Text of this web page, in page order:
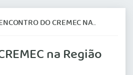
DO CREMEC NA REGIÃO NORTE DIA 08
na Região